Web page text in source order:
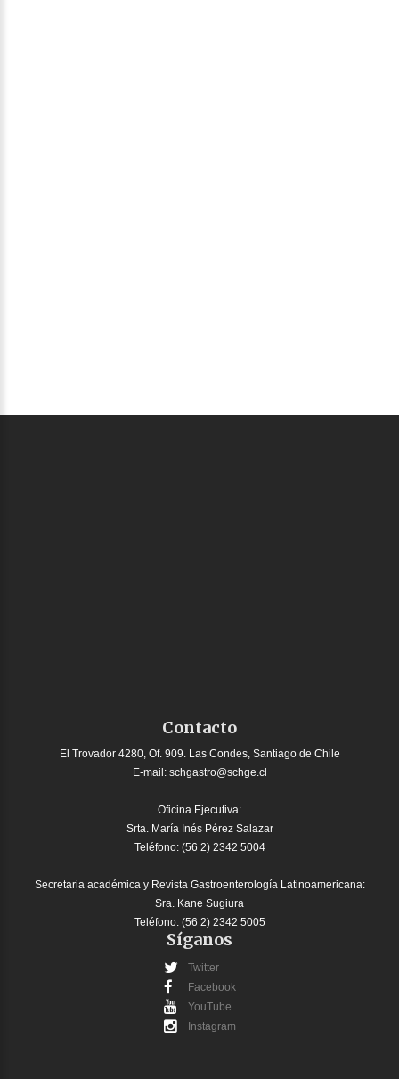
Contacto
El Trovador 4280, Of. 909. Las Condes, Santiago de Chile
E-mail: schgastro@schge.cl
Oficina Ejecutiva:
Srta. María Inés Pérez Salazar
Teléfono: (56 2) 2342 5004
Secretaria académica y Revista Gastroenterología Latinoamericana:
Sra. Kane Sugiura
Teléfono: (56 2) 2342 5005
Síganos
Twitter
Facebook
YouTube
Instagram